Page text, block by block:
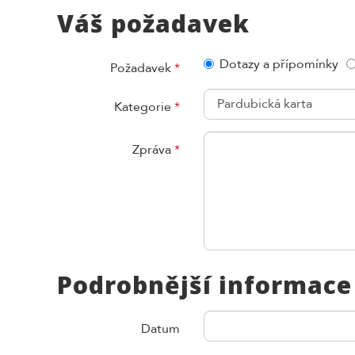
Váš požadavek
Požadavek* Dotazy a přípomínky
Kategorie*
Zpráva*
Podrobnější informace
Datum